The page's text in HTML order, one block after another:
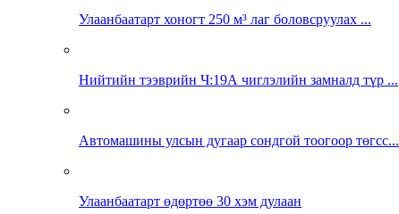
Улаанбаатарт хоногт 250 м³ лаг боловсруулах ...
Нийтийн тээврийн Ч:19А чиглэлийн замналд түр ...
Автомашины улсын дугаар сондгой тоогоор төгсс...
Улаанбаатарт өдөртөө 30 хэм дулаан